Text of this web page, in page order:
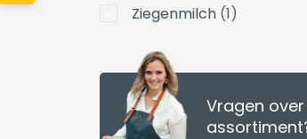
Ziegenmilch (1)
Vragen